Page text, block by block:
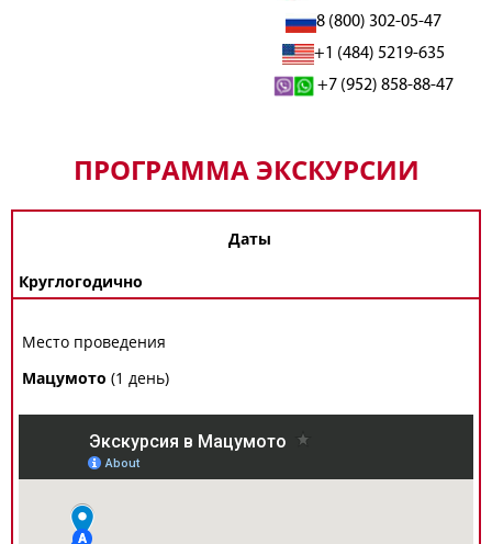
8 (800) 302-05-47
+1 (484) 5219-635
+7 (952) 858-88-47
ПРОГРАММА ЭКСКУРСИИ
Даты
Круглогодично
Место проведения
Мацумото (1 день)